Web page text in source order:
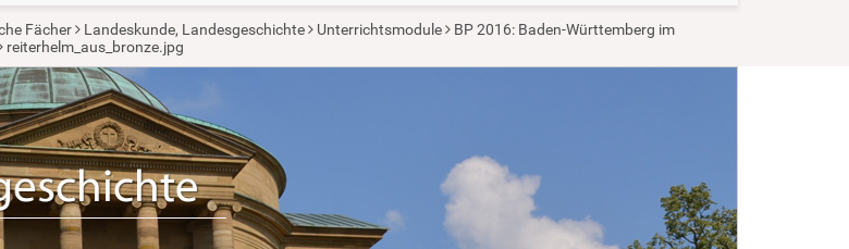
Fächer Landeskunde, Landesgeschichte Unterrichtsmodule
BP 2016: Baden-Württemberg im
reiterhelm_aus_bronze.jpg